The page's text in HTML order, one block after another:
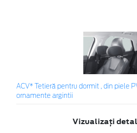
ACV* Tetieră pentru dormit , din piele
ornamente argintii
Vizualizați